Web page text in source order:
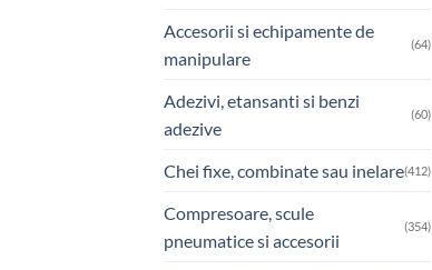
Accesorii si echipamente de
manipulare
(64)
Adezivi, etansanti si benzi
adezive
(60)
Chei fixe, combinate sau inelare(412)
Compresoare, scule
pneumatice si accesorii
(354)